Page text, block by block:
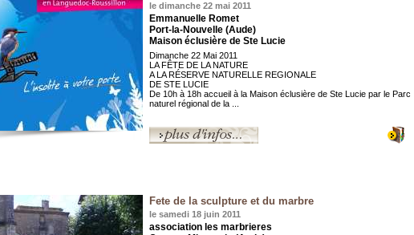
le dimanche 22 mai 2011
Emmanuelle Romet
Port-la-Nouvelle (Aude)
Maison éclusière de Ste Lucie
Dimanche 22 Mai 2011
LA FÊTE DE LA NATURE
A LA RÉSERVE NATURELLE REGIONALE
DE STE LUCIE
De 10h à 18h accueil à la Maison éclusière de Ste Lucie par le Parc
naturel régional de la ...
Fete de la sculpture et du marbre
le samedi 18 juin 2011
association les marbrieres